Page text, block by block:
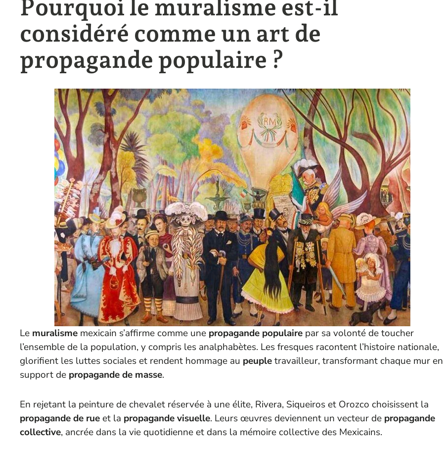
Pourquoi le muralisme est-il
considéré comme un art de
propagande populaire ?
Le muralisme mexicain s’affirme comme une propagande populaire par sa volonté de toucher
l’ensemble de la population, y compris les analphabètes. Les fresques racontent l’histoire nationale,
glorifient les luttes sociales et rendent hommage au peupletravailleur, transformant chaque mur en
support de propagande de masse.
En rejetant la peinture de chevalet réservée à une élite, Rivera, Siqueiros et Orozco choisissent la
propagande de rue et la propagande visuelle. Leurs œuvres deviennent un vecteur de propagande
collective, ancrée dans la vie quotidienne et dans la mémoire collective des Mexicains.